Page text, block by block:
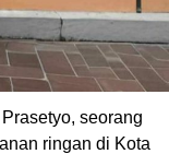
seorang
ringan di Kota